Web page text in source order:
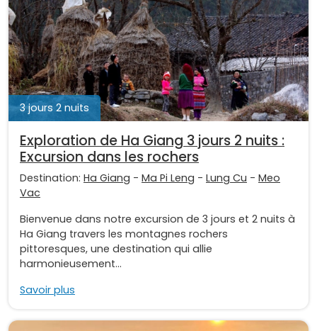
3 jours 2 nuits
Exploration de Ha Giang 3 jours 2 nuits :
Excursion dans les rochers
Destination: Ha Giang - Ma Pi Leng - Lung Cu - Meo
Vac
Bienvenue dans notre excursion de 3 jours et 2 nuits à
Ha Giang travers les montagnes rochers
pittoresques, une destination qui allie
harmonieusement...
Savoir plus